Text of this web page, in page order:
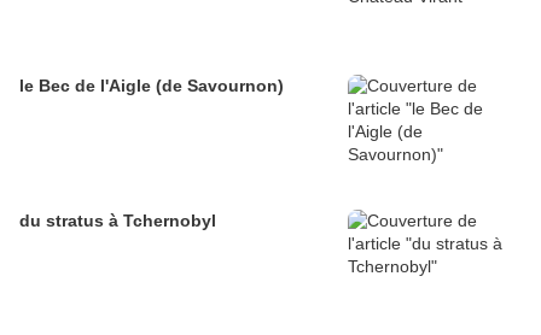
le Bec de l'Aigle (de Savournon)
du stratus à Tchernobyl